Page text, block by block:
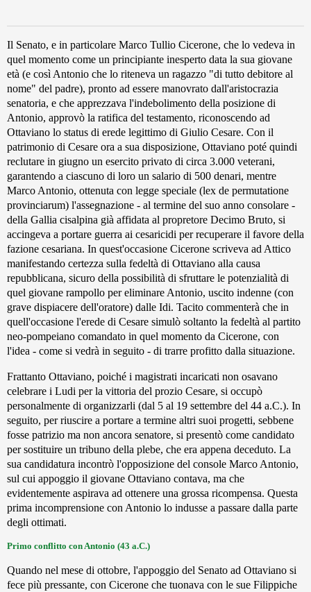
Il Senato, e in particolare Marco Tullio Cicerone, che lo vedeva in
quel momento come un principiante inesperto data la sua giovane
età (e così Antonio che lo riteneva un ragazzo "di tutto debitore al
nome" del padre), pronto ad essere manovrato dall'aristocrazia
senatoria, e che apprezzava l'indebolimento della posizione di
Antonio, approvò la ratifica del testamento, riconoscendo ad
Ottaviano lo status di erede legittimo di Giulio Cesare. Con il
patrimonio di Cesare ora a sua disposizione, Ottaviano poté quindi
reclutare in giugno un esercito privato di circa 3.000 veterani,
garantendo a ciascuno di loro un salario di 500 denari, mentre
Marco Antonio, ottenuta con legge speciale (lex de permutatione
provinciarum) l'assegnazione - al termine del suo anno consolare -
della Gallia cisalpina già affidata al propretore Decimo Bruto, si
accingeva a portare guerra ai cesaricidi per recuperare il favore della
fazione cesariana. In quest'occasione Cicerone scriveva ad Attico
manifestando certezza sulla fedeltà di Ottaviano alla causa
repubblicana, sicuro della possibilità di sfruttare le potenzialità di
quel giovane rampollo per eliminare Antonio, uscito indenne (con
grave dispiacere dell'oratore) dalle Idi. Tacito commenterà che in
quell'occasione l'erede di Cesare simulò soltanto la fedeltà al partito
neo-pompeiano comandato in quel momento da Cicerone, con
l'idea - come si vedrà in seguito - di trarre profitto dalla situazione.
Frattanto Ottaviano, poiché i magistrati incaricati non osavano
celebrare i Ludi per la vittoria del prozio Cesare, si occupò
personalmente di organizzarli (dal 5 al 19 settembre del 44 a.C.). In
seguito, per riuscire a portare a termine altri suoi progetti, sebbene
fosse patrizio ma non ancora senatore, si presentò come candidato
per sostituire un tribuno della plebe, che era appena deceduto. La
sua candidatura incontrò l'opposizione del console Marco Antonio,
sul cui appoggio il giovane Ottaviano contava, ma che
evidentemente aspirava ad ottenere una grossa ricompensa. Questa
prima incomprensione con Antonio lo indusse a passare dalla parte
degli ottimati.
Primo conflitto con Antonio (43 a.C.)
Quando nel mese di ottobre, l'appoggio del Senato ad Ottaviano si
fece più pressante, con Cicerone che tuonava con le sue Filippiche